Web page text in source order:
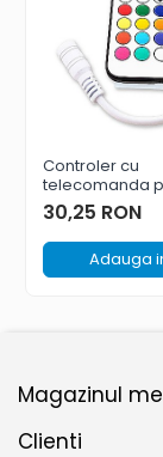
Controler cu
telecomanda
WS2812
30,25 RON
Adauga
Magazinul
Clienti